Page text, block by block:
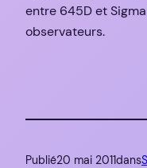
entre 645D et
observateurs.
Publié20 mai 2011dans